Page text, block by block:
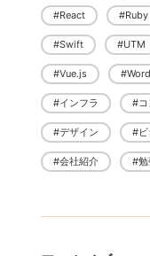
#React #Ruby
#Swift #UTM
#Vue.js
#インフラ #コ
#デザイン #ビ
#会社紹介 #勉